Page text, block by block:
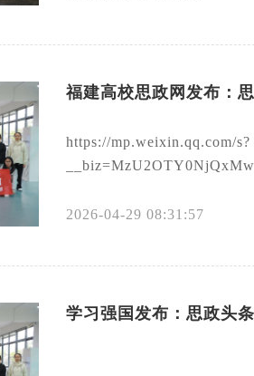
福建高校思政网发布：
https://mp.weixin.qq.com/s?
2026-04-29 08:31:57
学习强国发布：思政头